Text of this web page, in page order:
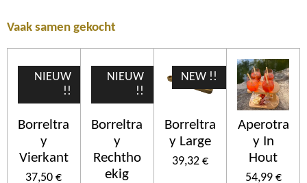
Vaak samen gekocht
NIEUW
!!
Borreltra
y
Vierkant
37,50 €
NIEUW
!!
Borreltra
y
Rechtho
ekig
NEW !!
Borreltra
y Large
39,32 €
Aperotra
y In
Hout
54,99 €